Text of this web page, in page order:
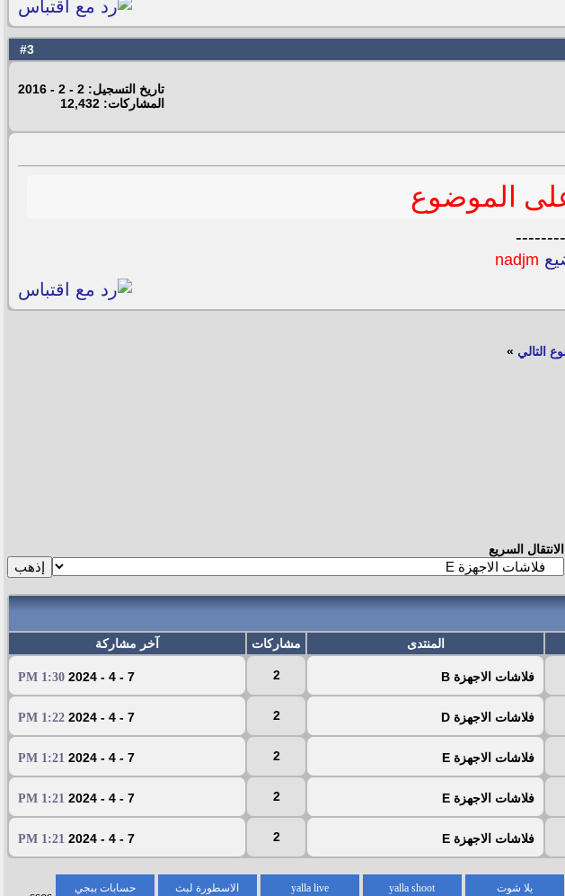
3
تاريخ التسجيل: 2 - 2 - 2016
المشاركات: 12,432
الموضوع
nadjm
التالي »
الانتقال السريع
المنتدى مشاركات آخر مشاركة
فلاشات الاجهزة B 2
7 - 4 - 2024
1:30 PM
فلاشات الاجهزة D 2
7 - 4 - 2024
1:22 PM
فلاشات الاجهزة E 2
7 - 4 - 2024
1:21 PM
فلاشات الاجهزة E 2
7 - 4 - 2024
1:21 PM
فلاشات الاجهزة E 2
7 - 4 - 2024
1:21 PM
يلا شوت yalla shoot
yalla live الاسطورة لبث حسابات ببجي